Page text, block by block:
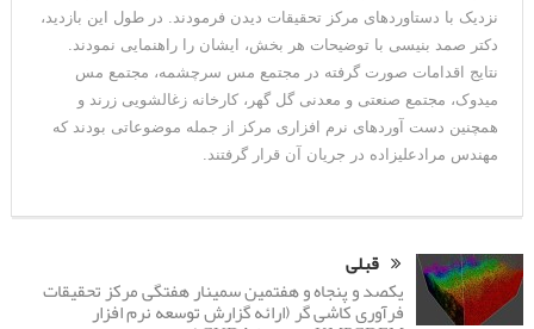
نزدیک با دستاوردهای مرکز تحقیقات دیدن فرمودند. در طول این بازدید،
دکتر صمد بنیسی با توضیحات هر بخش، ایشان را راهنمایی نمودند.
نتایج اقدامات صورت گرفته در مجتمع مس سرچشمه، مجتمع مس
میدوک، مجتمع صنعتی و معدنی گل گهر، کارخانه زغالشویی زرند و
همچنین دست آوردهای نرم‌ افزاری مرکز از جمله موضوعاتی بودند که
مهندس مرادعلیزاده در جریان آن قرار گرفتند.
قبلی
یکصد و پنجاه و هفتمین سمینار هفتگی مرکز تحقیقات
فرآوری کاشی گر (ارائه گزارش توسعه نرم افزار